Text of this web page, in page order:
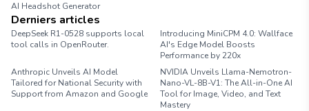
AI Headshot Generator
Derniers articles
DeepSeek R1-0528 supports local
tool calls in OpenRouter.
Introducing MiniCPM 4.0: Wallface
AI's Edge Model Boosts
Performance by 220x
Anthropic Unveils AI Model
Tailored for National Security with
Support from Amazon and Google
NVIDIA Unveils Llama-Nemotron-
Nano-VL-8B-V1: The All-in-One AI
Tool for Image, Video, and Text
Mastery